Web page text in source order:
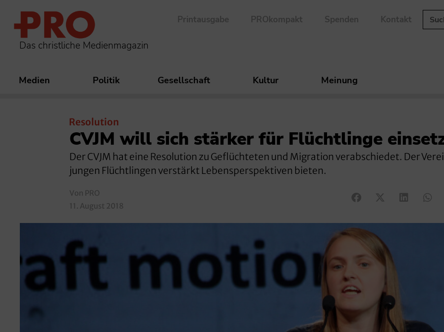
Das christliche Medienmagazin
Printausgabe PROkompakt Spenden Kontakt
Medien Politik Gesellschaft Kultur Meinung
Resolution
CVJM will sich stärker für Flüchtlinge
Der CVJM hat eine Resolution zu Geflüchteten und Migration verabschiedet. Der
jungen Flüchtlingen verstärkt Lebensperspektiven bieten.
Von PRO
11. August 2018